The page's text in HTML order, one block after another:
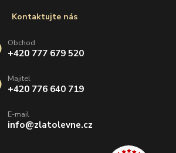
Kontaktujte nás
Obchod
+420 777 679 520
Majitel
+420 776 640 719
E-mail
info@zlatolevne.cz